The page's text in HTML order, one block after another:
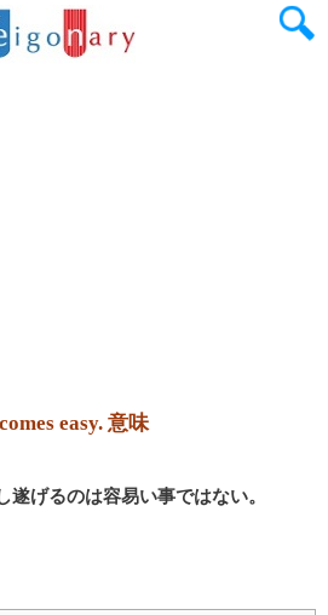
easy. 意味
遂げるのは容易い事ではない。